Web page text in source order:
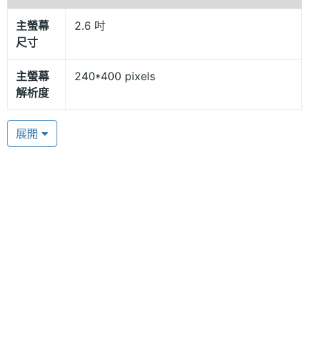
GSM 雙卡雙待 + 齊全多媒體娛樂功能
Victory’s F8 可同時置入 2 張 GSM 系統的 SIM 卡，
讓您不會漏接任何一方的來電，還能免除購買另一支
手機的節省開銷及一次帶二支手機的不方便。也可自
行選擇待機的模式，暫時成為單卡帶機模式，清楚的
劃分出私人及工作時間，讓您充分向受自在、不受打
主螢幕
尺寸
2.6 吋
主螢幕
解析度
240*400 pixels
主螢幕
材質
展開